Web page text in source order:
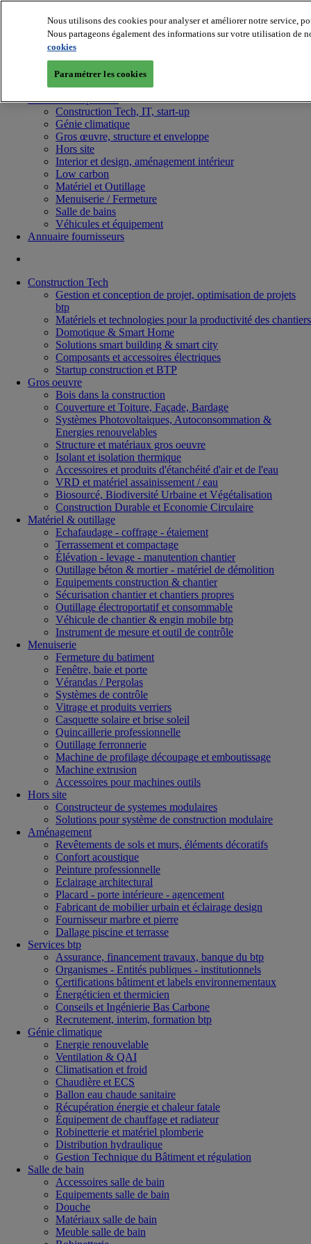
Batiradio
Articles & expertises
Construction Tech, IT, start-up
Génie climatique
Gros œuvre, structure et enveloppe
Hors site
Interior et design, aménagement intérieur
Low carbon
Matériel et Outillage
Menuiserie / Fermeture
Salle de bains
Véhicules et équipement
Annuaire fournisseurs
Construction Tech
Gestion et conception de projet, optimisation de projets
btp
Matériels et technologies pour la productivité des chantiers
Domotique & Smart Home
Solutions smart building & smart city
Composants et accessoires électriques
Startup construction et BTP
Gros oeuvre
Bois dans la construction
Couverture et Toiture, Façade, Bardage
Systèmes Photovoltaiques, Autoconsommation &
Energies renouvelables
Structure et matériaux gros oeuvre
Isolant et isolation thermique
Accessoires et produits d'étanchéité d'air et de l'eau
VRD et matériel assainissement / eau
Biosourcé, Biodiversité Urbaine et Végétalisation
Construction Durable et Economie Circulaire
Matériel & outillage
Echafaudage - coffrage - étaiement
Terrassement et compactage
Élévation - levage - manutention chantier
Outillage béton & mortier - matériel de démolition
Equipements construction & chantier
Sécurisation chantier et chantiers propres
Outillage électroportatif et consommable
Véhicule de chantier & engin mobile btp
Instrument de mesure et outil de contrôle
Menuiserie
Fermeture du batiment
Fenêtre, baie et porte
Vérandas / Pergolas
Systèmes de contrôle
Vitrage et produits verriers
Casquette solaire et brise soleil
Quincaillerie professionnelle
Outillage ferronnerie
Machine de profilage découpage et emboutissage
Machine extrusion
Accessoires pour machines outils
Hors site
Constructeur de systemes modulaires
Solutions pour système de construction modulaire
Aménagement
Revêtements de sols et murs, éléments décoratifs
Confort acoustique
Peinture professionnelle
Eclairage architectural
Placard - porte intérieure - agencement
Fabricant de mobilier urbain et éclairage design
Fournisseur marbre et pierre
Dallage piscine et terrasse
Services btp
Assurance, financement travaux, banque du btp
Organismes - Entités publiques - institutionnels
Certifications bâtiment et labels environnementaux
Énergéticien et thermicien
Conseils et Ingénierie Bas Carbone
Recrutement, interim, formation btp
Génie climatique
Energie renouvelable
Ventilation & QAI
Climatisation et froid
Chaudière et ECS
Ballon eau chaude sanitaire
Récupération énergie et chaleur fatale
Équipement de chauffage et radiateur
Robinetterie et matériel plomberie
Distribution hydraulique
Gestion Technique du Bâtiment et régulation
Salle de bain
Accessoires salle de bain
Equipements salle de bain
Douche
Matériaux salle de bain
Meuble salle de bain
Nous utilisons des cookies pour analyser et améliorer notre service,
Nous partageons également des informations sur votre utilisation de
cookies
Paramétrer les cookies